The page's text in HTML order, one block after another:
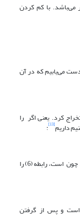
با کم کردن
می‌یابیم که در آن
کرد. یعنی اگر را
داریم[13]
:
که معیاری برای بررسی صرفه‌های مقیاس است. چون است، رابطه (6) را
و پس از گرفتن